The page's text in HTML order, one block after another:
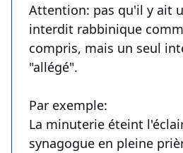
Attention: pas qu'il y ait
interdit rabbinique
compris, mais un seul
"allégé".
Par exemple:
La minuterie éteint
synagogue en pleine